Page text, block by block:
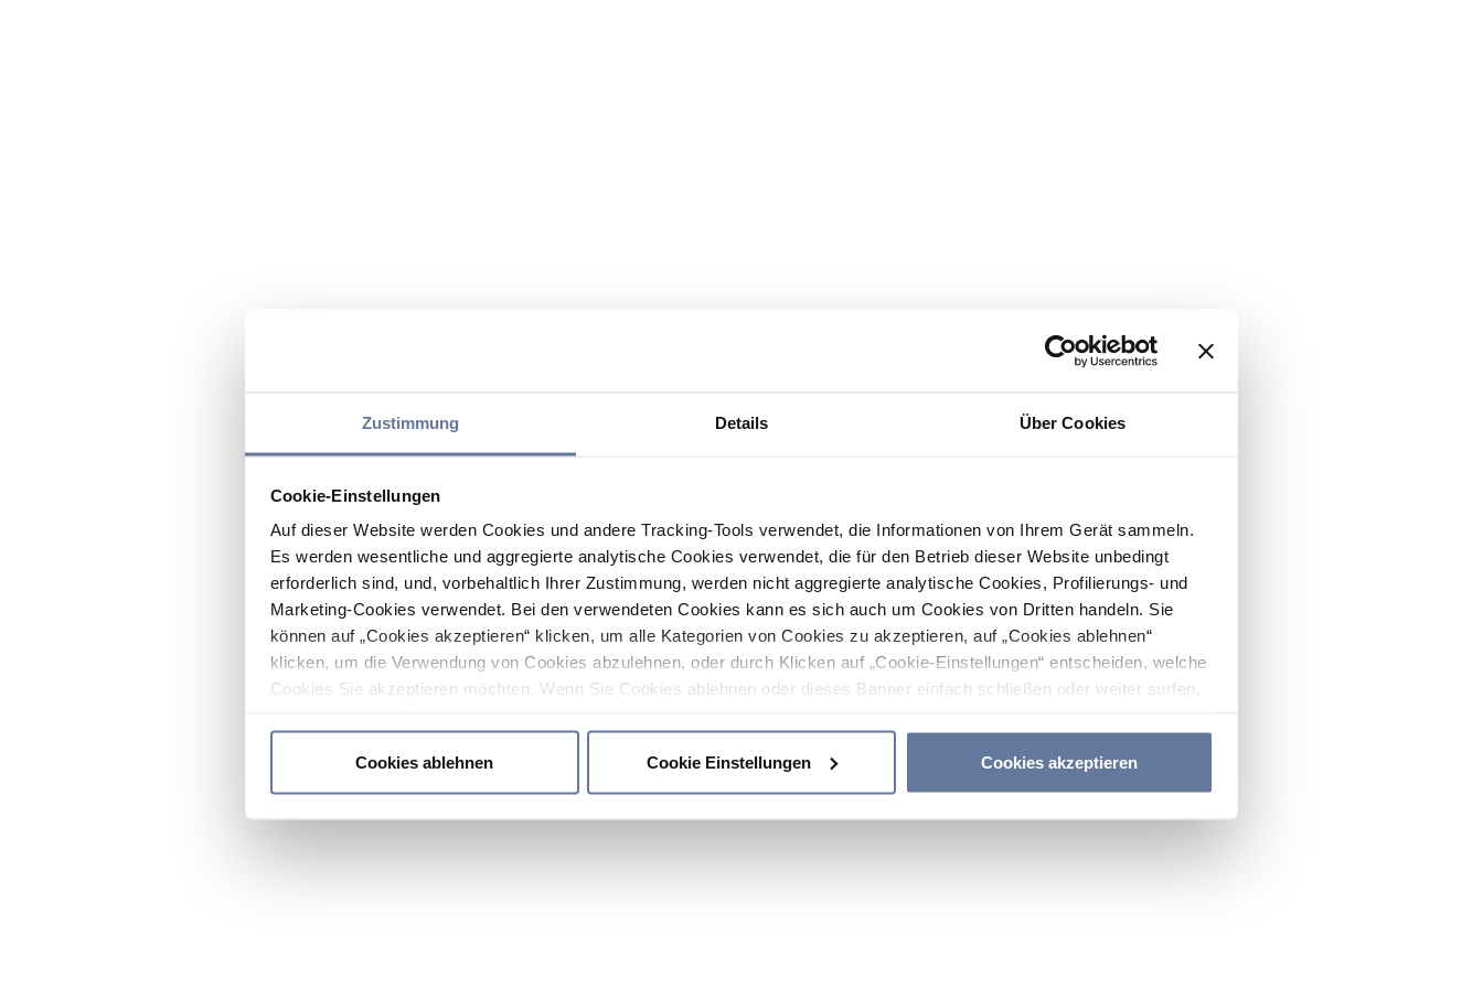
Zustimmung Details Über Cookies
Cookie-Einstellungen
Auf dieser Website werden Cookies und andere Tracking-Tools verwendet, die Informationen von Ihrem Gerät sammeln.
Es werden wesentliche und aggregierte analytische Cookies verwendet, die für den Betrieb dieser Website unbedingt
erforderlich sind, und, vorbehaltlich Ihrer Zustimmung, werden nicht aggregierte analytische Cookies, Profilierungs- und
Marketing-Cookies verwendet. Bei den verwendeten Cookies kann es sich auch um Cookies von Dritten handeln. Sie
können auf „Cookies akzeptieren“ klicken, um alle Kategorien von Cookies zu akzeptieren, auf „Cookies ablehnen“
klicken, um die Verwendung von Cookies abzulehnen, oder durch Klicken auf „Cookie-Einstellungen“ entscheiden, welche
Cookies Sie akzeptieren möchten. Wenn Sie Cookies ablehnen oder dieses Banner einfach schließen oder weiter surfen,
Cookies ablehnen
Cookie Einstellungen Cookies akzeptieren